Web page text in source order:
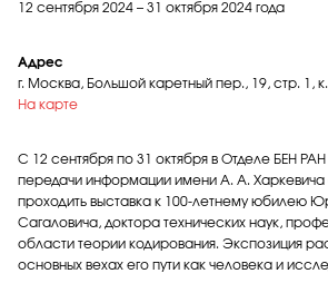
12 сентября 2024 – 31 октября 2024 года
Адрес
г. Москва, Большой каретный пер., 19, стр. 1,
На карте
С 12 сентября по 31 октября в Отделе БЕН
передачи информации имени А. А. Харкевича
проходить выставка к 100-летнему юбилею
Сагаловича, доктора технических наук,
области теории кодирования. Экспозиция
основных вехах его пути как человека и